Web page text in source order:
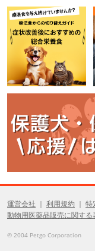
運営会社 利用規約
特
動物用医薬品販売に関する
© 2004 Petgo Corporation